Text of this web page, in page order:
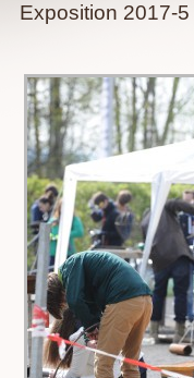
Exposition 2017-5